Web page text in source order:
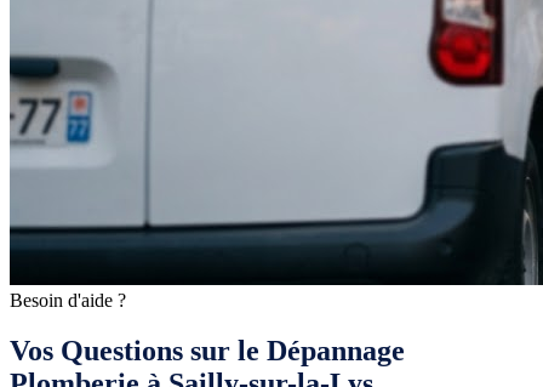
Besoin d'aide ?
Vos Questions sur le Dépannage